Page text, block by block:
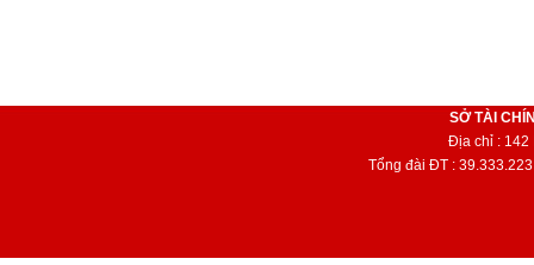
SỞ TÀI
Địa chỉ : 142
Tổng đài ĐT :